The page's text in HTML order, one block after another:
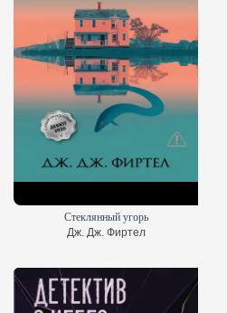
Стеклянный угорь
Дж. Дж. Фиртел